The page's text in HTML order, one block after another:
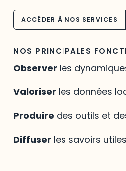
ACCÉDER À NOS SERVICES
NOS PRINCIPALES
Observer les
Valoriser les données
Produire des outils et
Diffuser les savoirs